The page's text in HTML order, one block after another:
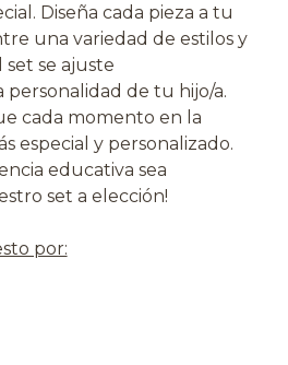
Diseña cada pieza a tu
una variedad de estilos y
se ajuste
de tu hijo/a.
cada momento en la
especial y personalizado.
educativa sea
set a elección!
por: